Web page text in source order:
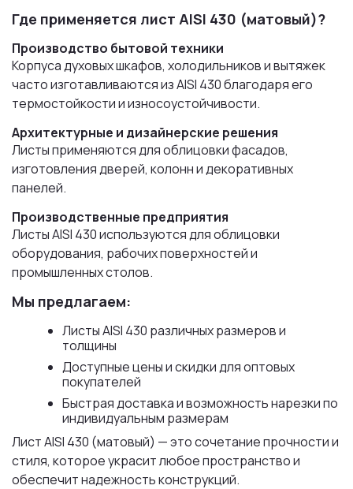
Где применяется лист AISI 430 (матовый)?
Производство бытовой техники
Корпуса духовых шкафов, холодильников и вытяжек
часто изготавливаются из AISI 430 благодаря его
термостойкости и износоустойчивости.
Архитектурные и дизайнерские решения
Листы применяются для облицовки фасадов,
изготовления дверей, колонн и декоративных
панелей.
Производственные предприятия
Листы AISI 430 используются для облицовки
оборудования, рабочих поверхностей и
промышленных столов.
Мы предлагаем:
Листы AISI 430 различных размеров и
толщины
Доступные цены и скидки для оптовых
покупателей
Быстрая доставка и возможность нарезки по
индивидуальным размерам
Лист AISI 430 (матовый) — это сочетание прочности и
стиля, которое украсит любое пространство и
обеспечит надежность конструкций.